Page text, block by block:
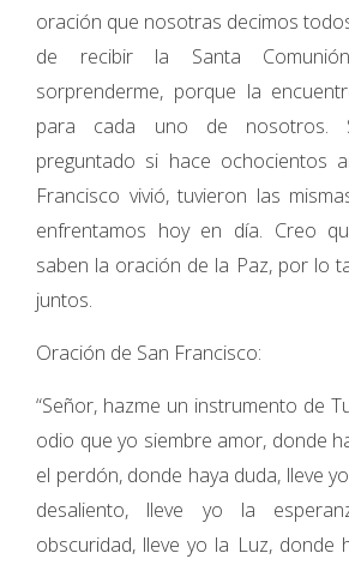
oración que nosotras decimos
de recibir la Santa
sorprenderme, porque la
para cada uno de nosotros.
preguntado si hace ochocientos
Francisco vivió, tuvieron las
enfrentamos hoy en día. Creo
saben la oración de la Paz, por lo
juntos.
Oración de San Francisco:
“Señor, hazme un instrumento de
odio que yo siembre amor, donde
el perdón, donde haya duda, lleve
desaliento, lleve yo la
obscuridad, lleve yo la Luz, donde